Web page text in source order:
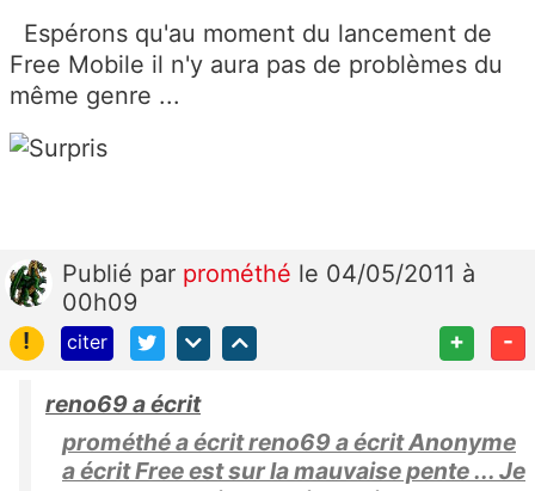
Espérons qu'au moment du lancement de
Free Mobile il n'y aura pas de problèmes du
même genre ...
Publié par prométhé le 04/05/2011 à
00h09
!
citer + -
reno69 a écrit
prométhé a écrit reno69 a écrit Anonyme
a écrit Free est sur la mauvaise pente ... Je